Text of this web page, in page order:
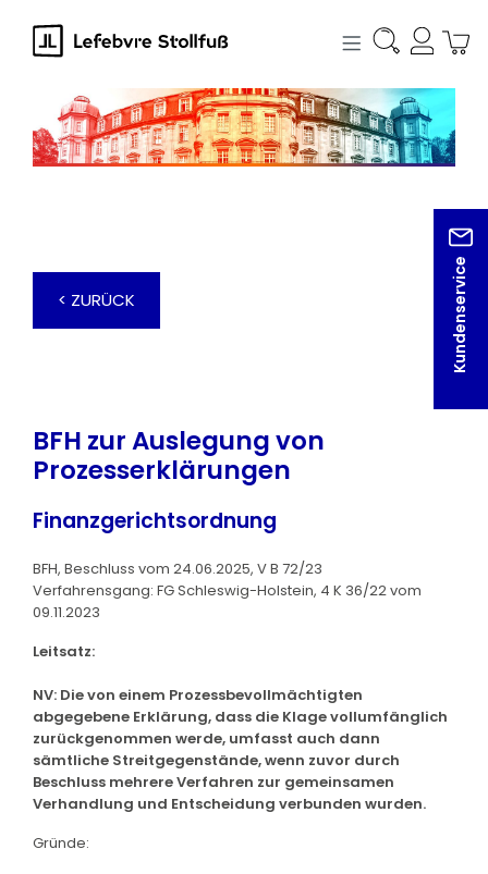
springen
Kundenservice
< ZURÜCK
BFH zur Auslegung von
Prozesserklärungen
Finanzgerichtsordnung
BFH, Beschluss vom 24.06.2025, V B 72/23
Verfahrensgang: FG Schleswig-Holstein, 4 K 36/22 vom
09.11.2023
Leitsatz:
NV: Die von einem Prozessbevollmächtigten
abgegebene Erklärung, dass die Klage vollumfänglich
zurückgenommen werde, umfasst auch dann
sämtliche Streitgegenstände, wenn zuvor durch
Beschluss mehrere Verfahren zur gemeinsamen
Verhandlung und Entscheidung verbunden wurden.
Gründe: